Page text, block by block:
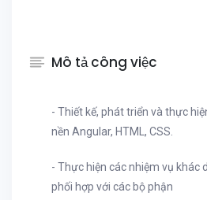
Mô tả công việc
- Thiết kế, phát triển và thực
nền Angular, HTML, CSS.
- Thực hiện các nhiệm vụ khác
phối hợp với các bộ phận